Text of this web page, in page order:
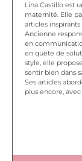
Lina Castillo est
maternité. Elle
articles
Ancienne
en
en quête de
style, elle
sentir bien dans
Ses articles
plus encore,